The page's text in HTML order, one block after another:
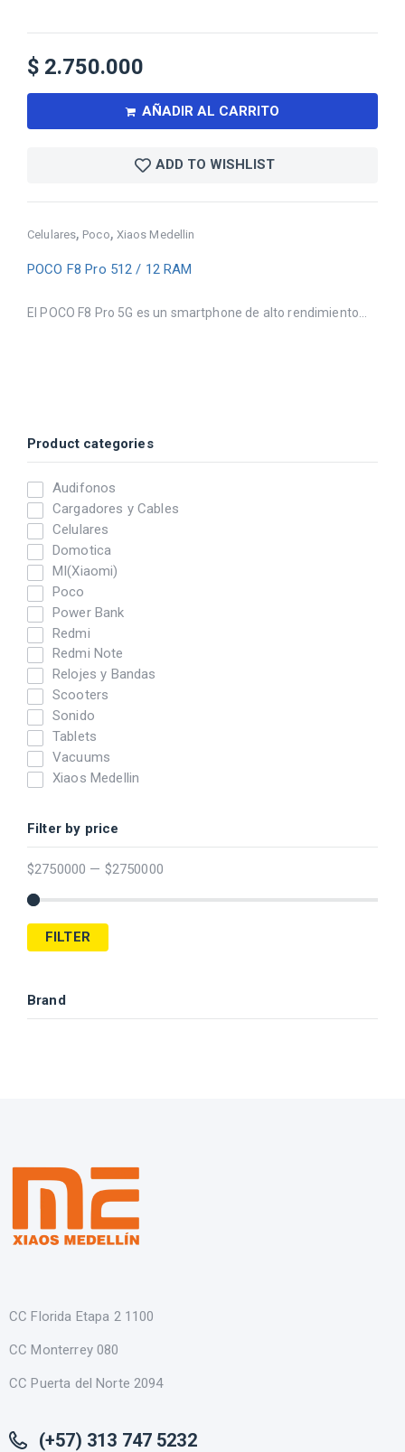
Product categories
Audifonos
Cargadores y Cables
Celulares
Domotica
MI(Xiaomi)
Poco
Power Bank
Redmi
Redmi Note
Relojes y Bandas
Scooters
Sonido
Tablets
Vacuums
Xiaos Medellin
Filter by price
$2750000 — $2750000
FILTER
Brand
Celulares, Poco, Xiaos Medellin
POCO F8 Pro 512 / 12 RAM
El POCO F8 Pro 5G es un smartphone de alto rendimiento...
$ 2.750.000
AÑADIR AL CARRITO
ADD TO WISHLIST
CC Florida Etapa 2 1100
CC Monterrey 080
CC Puerta del Norte 2094
(+57) 313 747 5232